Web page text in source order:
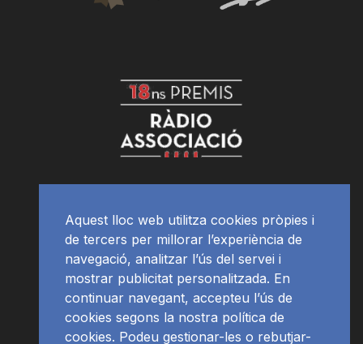
Aquest lloc web utilitza cookies pròpies i
de tercers per millorar l’experiència de
navegació, analitzar l’ús del servei i
mostrar publicitat personalitzada. En
continuar navegant, accepteu l’ús de
cookies segons la nostra política de
cookies. Podeu gestionar-les o rebutjar-